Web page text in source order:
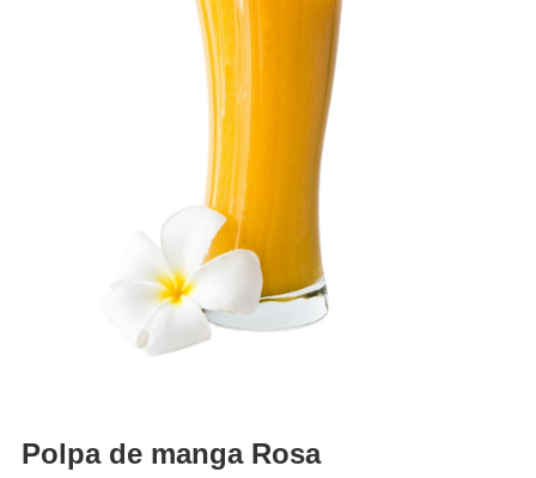
Polpa de manga Rosa